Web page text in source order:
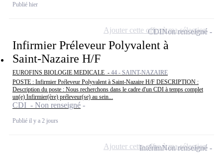
Publié hier
Infirmier Préleveur Polyvalent à
Saint-Nazaire H/F
EUROFINS BIOLOGIE MEDICALE - 44 - SAINT-NAZAIRE
POSTE : Infirmier Préleveur Polyvalent à Saint-Nazaire H/F DESCRIPTION :
Description du poste : Nous recherchons dans le cadre d'un CDI à temps complet
un(e) Infirmier(ère) préleveur(se) au sein...
CDI - Non renseigné
Publié il y a 2 jours
CDINon renseigné
Ajouter cette offre à ma sélection
IntérimNon renseigné
Ajouter cette offre à ma sélection